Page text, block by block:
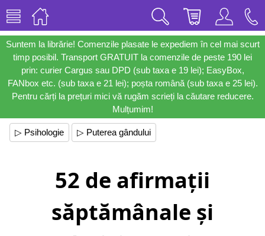
Suntem la librărie! Comenzile plasate le expediem în cel mai scurt
timp posibil. Transport GRATUIT la comenzile de peste 190 lei
prin: curier Cargus sau DPD (sub taxa e 19 lei); EasyBox,
FANbox etc. (sub taxa e 21 lei); poșta română (sub taxa e 25 lei).
Pentru cărți la prețuri mici vă rugăm scrieți la căutare reducere.
Mulțumim!
▷ Psihologie ▷ Puterea gândului
52 de afirmații
săptămânale și